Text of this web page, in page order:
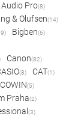
Audio Pro(8)
& Olufsen(14)
Bigben(6)
Canon(82)
(8) CAT(1)
COWIN(5)
Praha(2)
(3)